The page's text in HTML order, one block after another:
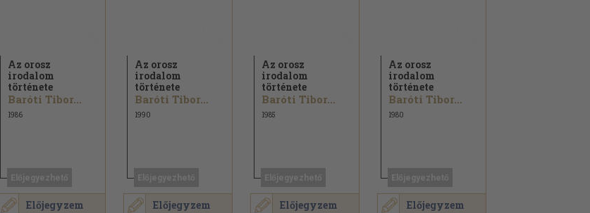
Előjegyzem
Az orosz
irodalom
története
Baróti Tibor...
1986
Előjegyzem
Az orosz
irodalom
története
Baróti Tibor...
1990
Előjegyzem
Az orosz
irodalom
története
Baróti Tibor...
1985
Előjegyzem
Az orosz
irodalom
története
Baróti Tibor...
1980